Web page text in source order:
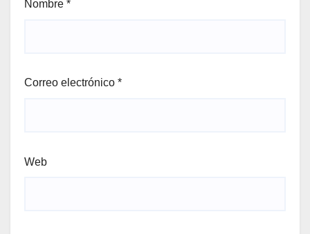
Nombre *
Correo electrónico *
Web